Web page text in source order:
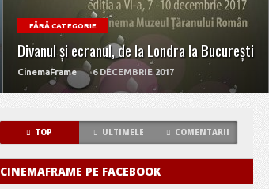
FĂRĂ CATEGORIE
Divanul și ecranul, de la Londra la București
CinemaFrame 6 DECEMBRIE 2017
TOP ULTIMELE COMENTARII
CINEMAFRAME PE FACEBOOK